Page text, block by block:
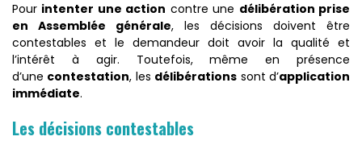
Pour intenter une action contre une délibération prise
en Assemblée générale, les décisions doivent être
contestables et le demandeur doit avoir la qualité et
l’intérêt à agir. Toutefois, même en présence
d’une contestation, les délibérations sont d’application
immédiate.
Les décisions contestables